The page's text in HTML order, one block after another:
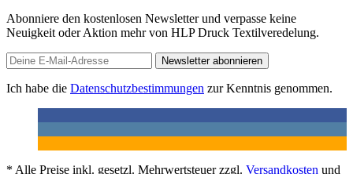
Abonniere den kostenlosen Newsletter und verpasse keine
Neuigkeit oder Aktion mehr von HLP Druck Textilveredelung.
Newsletter abonnieren
Ich habe die Datenschutzbestimmungen zur Kenntnis genommen.
* Alle Preise inkl. gesetzl. Mehrwertsteuer zzgl. Versandkosten und